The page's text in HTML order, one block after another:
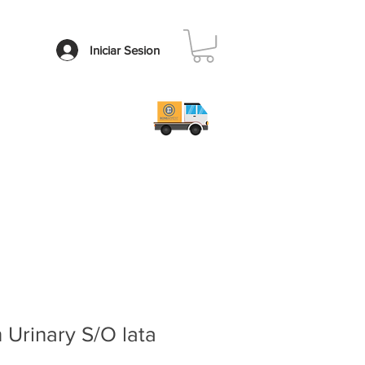
Iniciar Sesion
Urinary S/O lata